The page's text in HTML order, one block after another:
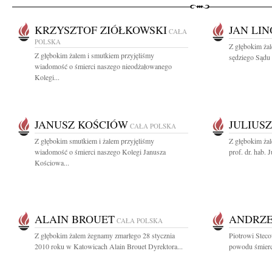
KRZYSZTOF ZIÓŁKOWSKI CAŁA
POLSKA
Z głębokim żalem i smutkiem przyjęliśmy
wiadomość o śmierci naszego nieodżałowanego
Kolegi...
JAN
Z głębokim
sędziego
JANUSZ KOŚCIÓW CAŁA POLSKA
Z głębokim smutkiem i żalem przyjęliśmy
wiadomość o śmierci naszego Kolegi Janusza
Kościowa...
Z głębokim
prof. dr. hab.
ALAIN BROUET CAŁA POLSKA
Z głębokim żalem żegnamy zmarłego 28 stycznia
2010 roku w Katowicach Alain Brouet Dyrektora...
Piotrowi
powodu